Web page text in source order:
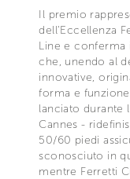
Il premio
dell'Eccellenza
Line e conferma
che, unendo al
innovative,
forma e
lanciato durante
Cannes -
50/60 piedi
sconosciuto in
mentre Ferretti